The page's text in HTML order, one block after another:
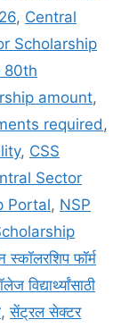
, Central
Scholarship
80th
amount,
required ,
, CSS
Sector
Portal, NSP
फॉर्म
विद्यार्थ्यांसाठी
,सेंट्रल सेक्टर